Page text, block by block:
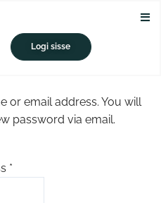
Logi sisse
or email address. You will
password via email.
*